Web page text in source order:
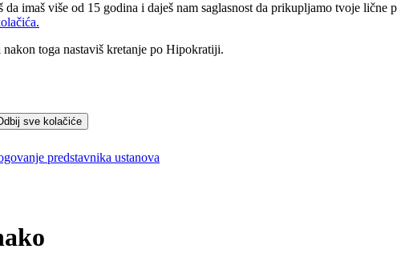
imaš više od 15 godina i daješ nam saglasnost da prikupljamo tvoje
toga nastaviš kretanje po Hipokratiji.
sve kolačiće
predstavnika ustanova